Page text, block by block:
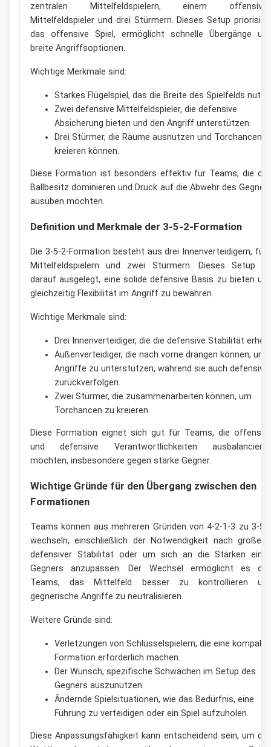
zentralen Mittelfeldspielern, einem
Mittelfeldspieler und drei Stürmern. Dieses Setup
das offensive Spiel, ermöglicht schnelle Übergänge
breite Angriffsoptionen.
Wichtige Merkmale sind:
Starkes Flügelspiel, das die Breite des Spielfelds nutzt.
Zwei defensive Mittelfeldspieler, die defensive
Absicherung bieten und den Angriff unterstützen.
Drei Stürmer, die Räume ausnutzen und Torchancen
kreieren können.
Diese Formation ist besonders effektiv für Teams, die
Ballbesitz dominieren und Druck auf die Abwehr des
ausüben möchten.
Definition und Merkmale der 3-5-2-Formation
Die 3-5-2-Formation besteht aus drei Innenverteidigern,
Mittelfeldspielern und zwei Stürmern. Dieses Setup
darauf ausgelegt, eine solide defensive Basis zu bieten
gleichzeitig Flexibilität im Angriff zu bewahren.
Wichtige Merkmale sind:
Drei Innenverteidiger, die die defensive Stabilität
Außenverteidiger, die nach vorne drängen können, um
Angriffe zu unterstützen, während sie auch defensiv
zurückverfolgen.
Zwei Stürmer, die zusammenarbeiten können, um
Torchancen zu kreieren.
Diese Formation eignet sich gut für Teams, die
und defensive Verantwortlichkeiten
möchten, insbesondere gegen starke Gegner.
Wichtige Gründe für den Übergang zwischen den
Formationen
Teams können aus mehreren Gründen von 4-2-1-3 zu 3-5-
wechseln, einschließlich der Notwendigkeit nach
defensiver Stabilität oder um sich an die Stärken
Gegners anzupassen. Der Wechsel ermöglicht es
Teams, das Mittelfeld besser zu kontrollieren
gegnerische Angriffe zu neutralisieren.
Weitere Gründe sind:
Verletzungen von Schlüsselspielern, die eine
Formation erforderlich machen.
Der Wunsch, spezifische Schwächen im Setup des
Gegners auszunutzen.
Ändernde Spielsituationen, wie das Bedürfnis, eine
Führung zu verteidigen oder ein Spiel aufzuholen.
Diese Anpassungsfähigkeit kann entscheidend sein, um